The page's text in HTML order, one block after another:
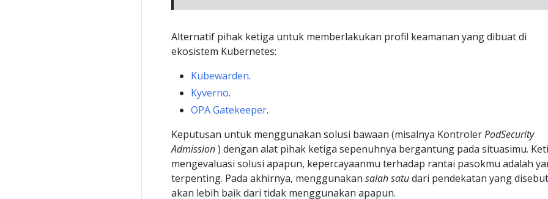
Alternatif pihak ketiga untuk memberlakukan profil keamanan yang dibuat di
ekosistem Kubernetes:
Kubewarden.
Kyverno.
OPA Gatekeeper.
Keputusan untuk menggunakan solusi bawaan (misalnya KontrolerPodSecurity
Admission) dengan alat pihak ketiga sepenuhnya bergantung pada situasimu.
mengevaluasi solusi apapun, kepercayaanmu terhadap rantai pasokmu adalah
terpenting. Pada akhirnya, menggunakan salah satudari pendekatan yang
akan lebih baik dari tidak menggunakan apapun.